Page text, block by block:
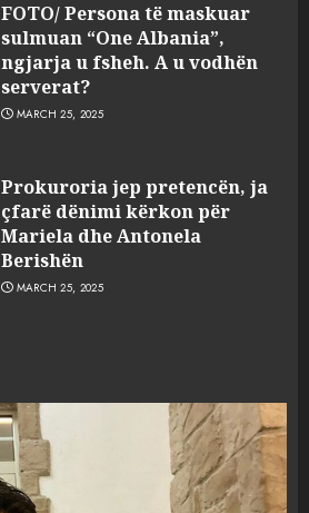
FOTO/ Persona të maskuar
sulmuan “One Albania”,
ngjarja u fsheh. A u vodhën
serverat?
MARCH 25, 2025
Prokuroria jep pretencën, ja
çfarë dënimi kërkon për
Mariela dhe Antonela
Berishën
MARCH 25, 2025